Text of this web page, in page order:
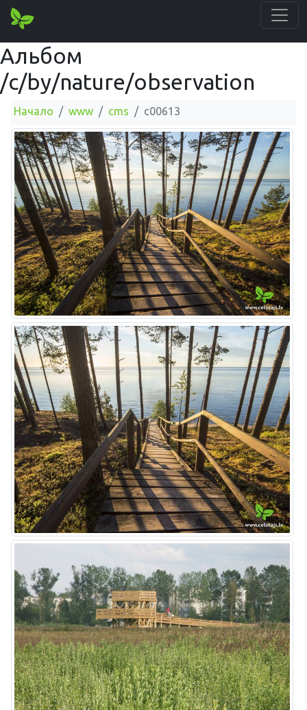
Альбом
/c/by/nature/observation
Начало www cms c00613